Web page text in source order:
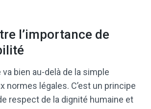
l’importance de
va bien au-delà de la simple
normes légales. C’est un principe
respect de la dignité humaine et